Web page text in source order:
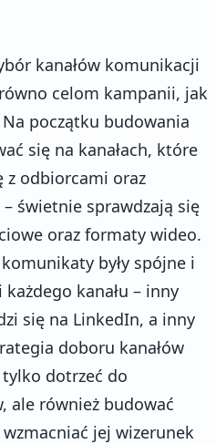
kanałów komunikacji
celom kampanii, jak
początku budowania
się na kanałach, które
z odbiorcami oraz
świetnie sprawdzają się
oraz formaty wideo.
były spójne i
kanału – inny
się na LinkedIn, a inny
doboru kanałów
dotrzeć do
ale również budować
jej wizerunek